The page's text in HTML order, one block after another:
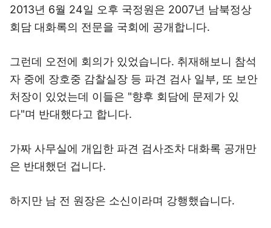
2013년 6월 24일 오후 국정원은 2007년 남북정상
회담 대화록의 전문을 국회에 공개합니다.
그런데 오전에 회의가 있었습니다. 취재해보니 참석
자 중에 장호중 감찰실장 등 파견 검사 일부, 또 보안
처장이 있었는데 이들은 "향후 회담에 문제가 있
다"며 반대했다고 합니다.
가짜 사무실에 개입한 파견 검사조차 대화록 공개만
은 반대했던 겁니다.
하지만 남 전 원장은 소신이라며 강행했습니다.